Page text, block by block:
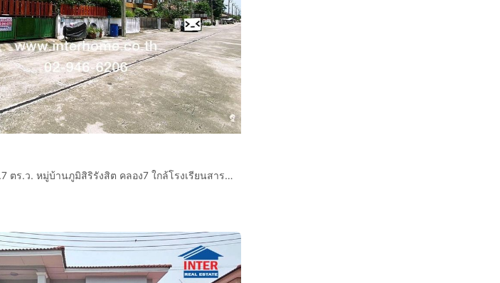
บ้านเเฝด 2 ชั้น 37.7 ตร.ว. หมู่บ้านภูมิสิริรังสิต คลอง7 ใกล้โรงเรียนสารสาร์ทวิเทศรังสิตคลอง7 ถนนรังสิต-นครนายก คลอง7 ธัญบุรี ปทุมธานี